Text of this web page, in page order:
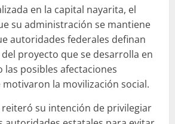
en la capital nayarita, el
su administración se mantiene
autoridades federales definan
proyecto que se desarrolla en
las posibles afectaciones
la movilización social.
reiteró su intención de privilegiar